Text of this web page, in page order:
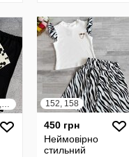
98, 104, 110, 116, 122 152, 158
450 грн
Неймовірно
стильний